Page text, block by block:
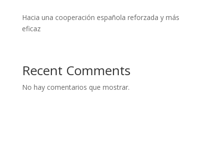
Hacia una cooperación española reforzada y más
eficaz
Recent Comments
No hay comentarios que mostrar.